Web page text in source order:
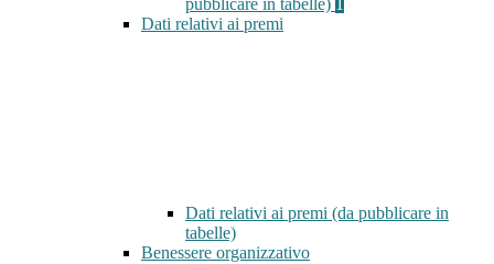
pubblicare in tabelle)
Dati relativi ai premi
Dati relativi ai premi (da pubblicare in
tabelle)
Benessere organizzativo